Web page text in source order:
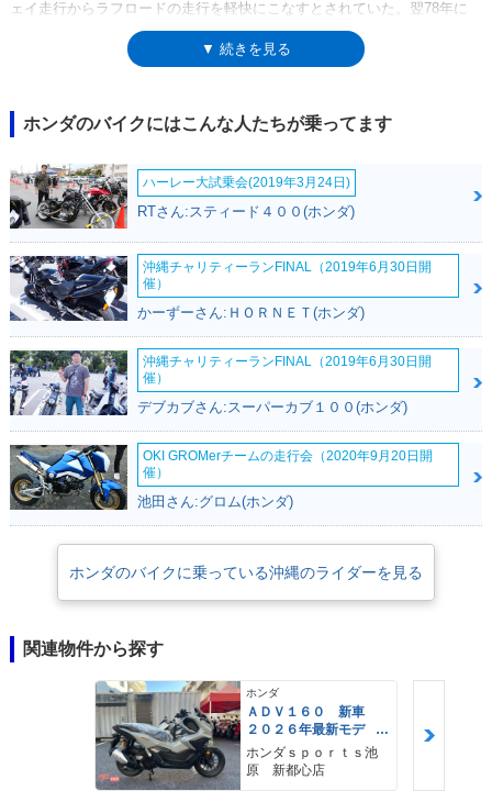
ェイ走行からラフロードの走行を軽快にこなすとされていた。翌78年に
は、タンク形状とリアサスが変更された。80年には、シートが前後段付き
タイプになった。1978年には、自動変速機構（ホンダマチック）を備え
▼ 続きを見る
ホンダのバイクにはこんな人たちが乗ってます
ハーレー大試乗会(2019年3月24日)
RTさん:スティード４００(ホンダ)
沖縄チャリティーランFINAL（2019年6月30日開
催）
かーずーさん:ＨＯＲＮＥＴ(ホンダ)
沖縄チャリティーランFINAL（2019年6月30日開
催）
デブカブさん:スーパーカブ１００(ホンダ)
OKI GROMerチームの走行会（2020年9月20日開
催）
池田さん:グロム(ホンダ)
ホンダのバイクに乗っている沖縄のライダーを見る
関連物件から探す
ホンダ
ＡＤＶ１６０ 新車
２０２６年最新モデ
ル パールスモーキー
グレー スマートキ
ー ２９Ｌメットイ
ホンダｓｐｏｒｔｓ池
原 新都心店